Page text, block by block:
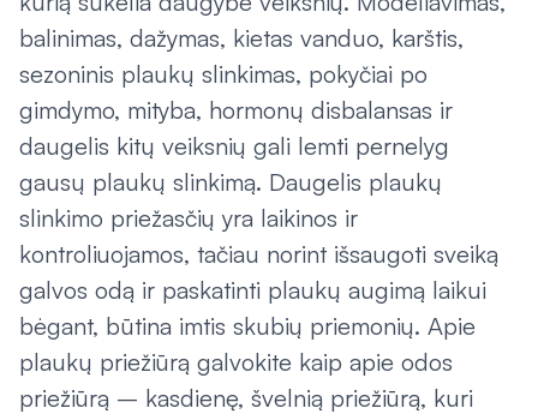
balinimas, dažymas, kietas vanduo, karštis,
sezoninis plaukų slinkimas, pokyčiai po
gimdymo, mityba, hormonų disbalansas ir
daugelis kitų veiksnių gali lemti pernelyg
gausų plaukų slinkimą. Daugelis plaukų
slinkimo priežasčių yra laikinos ir
kontroliuojamos, tačiau norint išsaugoti sveiką
galvos odą ir paskatinti plaukų augimą laikui
bėgant, būtina imtis skubių priemonių. Apie
plaukų priežiūrą galvokite kaip apie odos
priežiūrą – kasdienę, švelnią priežiūrą, kuri